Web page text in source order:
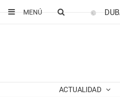
MENÚ
ACTUALIDAD